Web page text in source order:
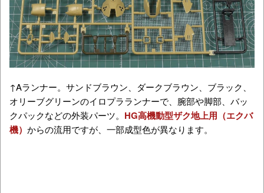
↑Aランナー。サンドブラウン、ダークブラウン、ブラック、
オリーブグリーンのイロプラランナーで、腕部や脚部、バッ
クパックなどの外装パーツ。 HG高機動型ザク地上用（エクバ
機） からの流用ですが、一部成型色が異なります。